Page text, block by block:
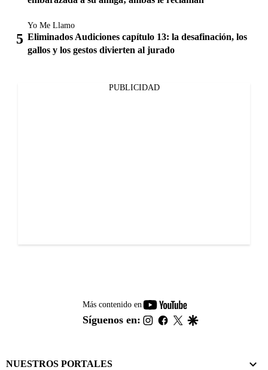
Yo Me Llamo
Eliminados Audiciones capítulo 13: la desafinación, los
gallos y los gestos divierten al jurado
PUBLICIDAD
Más contenido en
youtube-
footer
Síguenos en: instagram
facebook
twitter
NUESTROS PORTALES